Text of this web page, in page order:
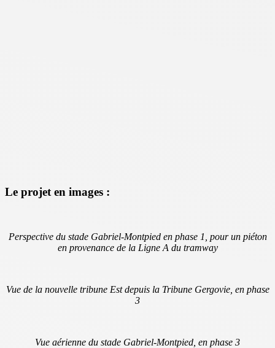
Le projet en images :
Perspective du stade Gabriel-Montpied en phase 1, pour un piéton
en provenance de la Ligne A du tramway
Vue de la nouvelle tribune Est depuis la Tribune Gergovie, en phase
3
Vue aérienne du stade Gabriel-Montpied, en phase 3